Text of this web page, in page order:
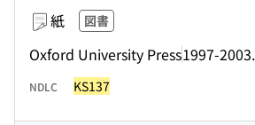
紙 図書
Oxford University Press1997-2003.
NDLC KS137